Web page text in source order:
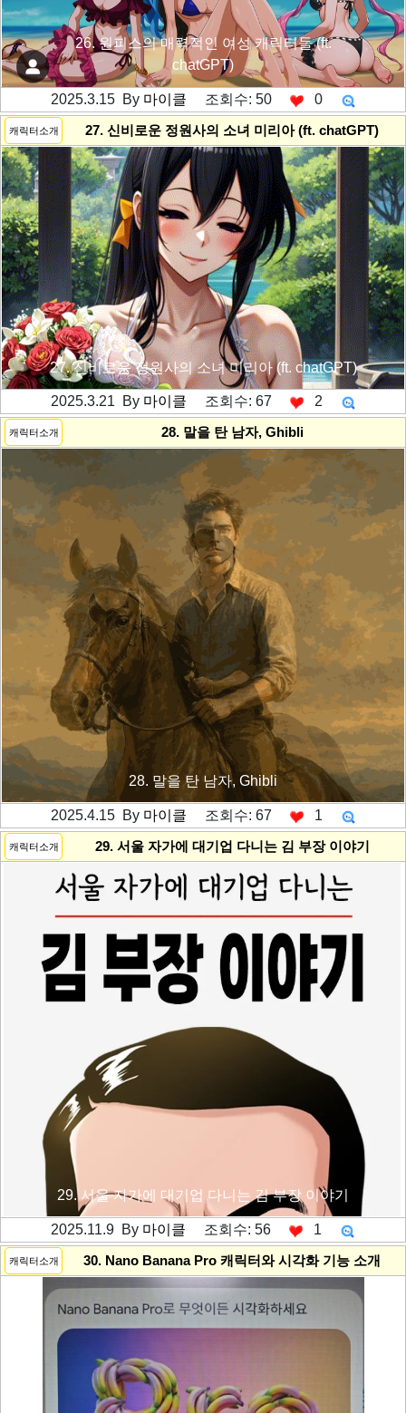
26. 원피스의 매력적인 여성 캐릭터들 (ft.
chatGPT)
2025.3.15 By 마이클 조회수: 50 0
캐릭터소개 27. 신비로운 정원사의 소녀 미리아 (ft. chatGPT)
27. 신비로운 정원사의 소녀 미리아 (ft. chatGPT)
2025.3.21 By 마이클 조회수: 67 2
캐릭터소개 28. 말을 탄 남자, Ghibli
28. 말을 탄 남자, Ghibli
2025.4.15 By 마이클 조회수: 67 1
캐릭터소개 29. 서울 자가에 대기업 다니는 김 부장 이야기
29. 서울 자가에 대기업 다니는 김 부장 이야기
2025.11.9 By 마이클 조회수: 56 1
캐릭터소개 30. Nano Banana Pro 캐릭터와 시각화 기능 소개